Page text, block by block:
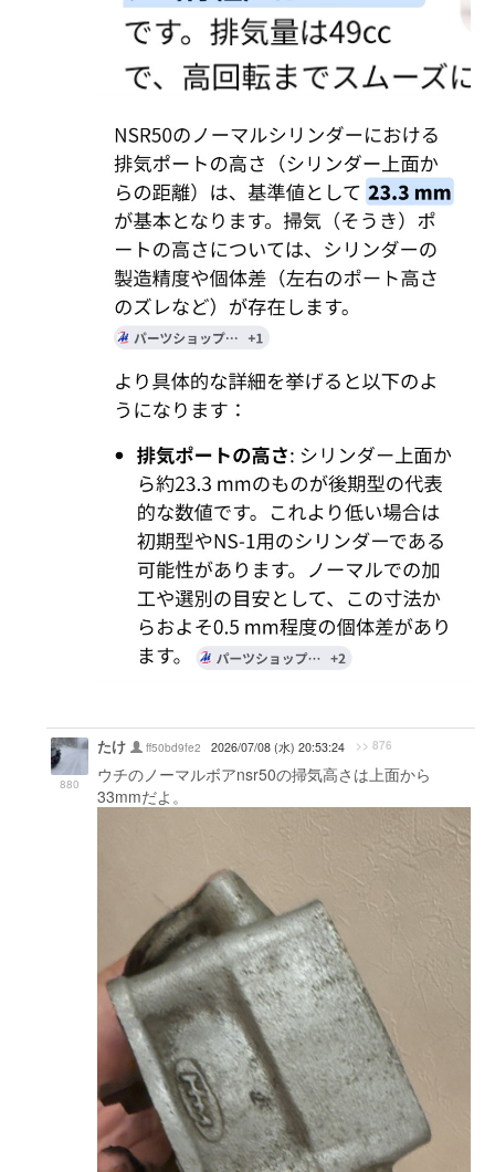
880
たけ ff50bd9fe2 2026/07/08 (水) 20:53:24 >> 876
ウチのノーマルボアnsr50の掃気高さは上面から
33mmだよ。